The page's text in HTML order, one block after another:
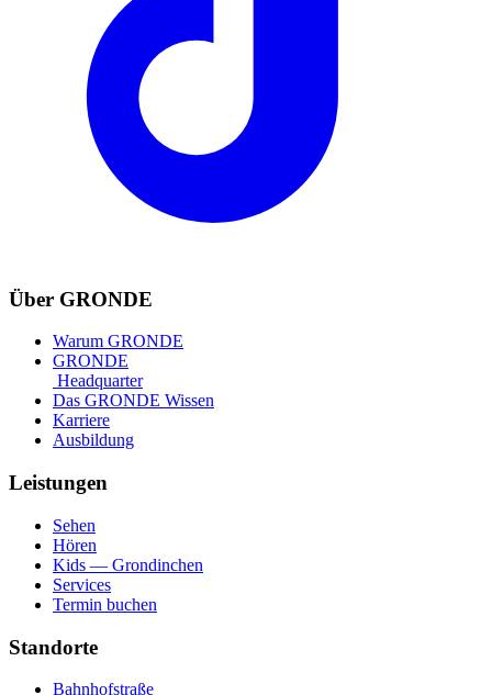
Über GRONDE
Warum GRONDE
GRONDE
Headquarter
Das GRONDE Wissen
Karriere
Ausbildung
Leistungen
Sehen
Hören
Kids — Grondinchen
Services
Termin buchen
Standorte
Bahnhofstraße